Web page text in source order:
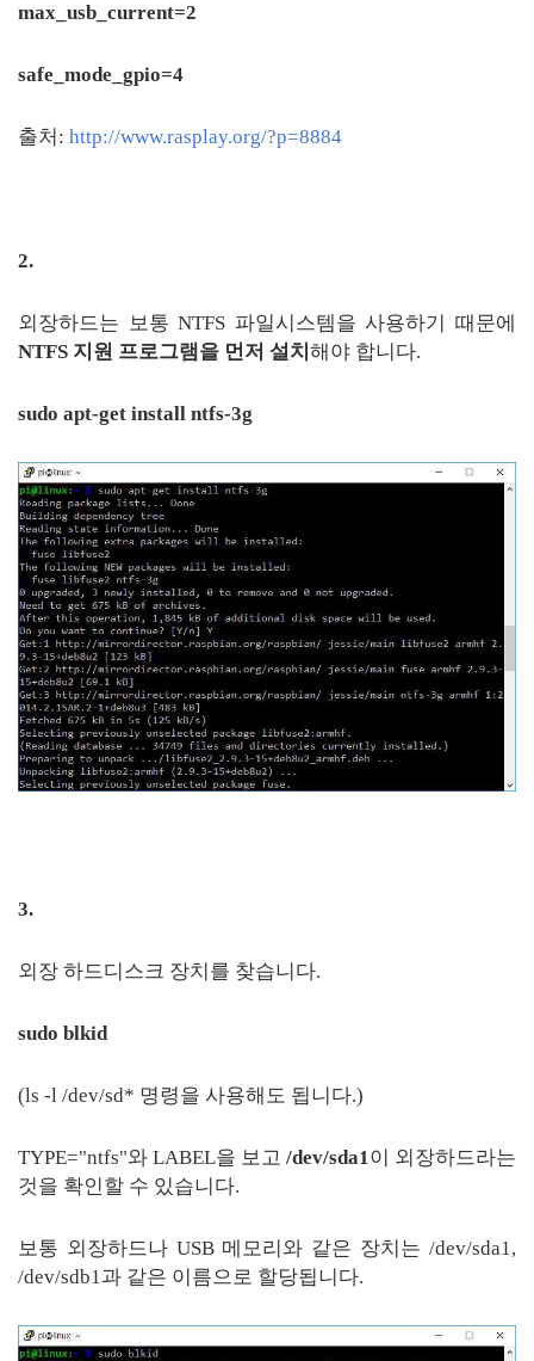
max_usb_current=2
safe_mode_gpio=4
출처: http://www.rasplay.org/?p=8884
2.
외장하드는 보통 NTFS 파일시스템을 사용하기 때문에
NTFS 지원 프로그램을 먼저 설치 해야 합니다.
sudo apt-get install ntfs-3g
3.
외장 하드디스크 장치를 찾습니다.
sudo blkid
(ls -l /dev/sd* 명령을 사용해도 됩니다.)
TYPE="ntfs"와 LABEL을 보고 /dev/sda1이 외장하드라는
것을 확인할 수 있습니다.
보통 외장하드나 USB 메모리와 같은 장치는 /dev/sda1,
/dev/sdb1과 같은 이름으로 할당됩니다.